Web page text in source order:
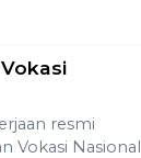
resmi
Vokasi Nasional